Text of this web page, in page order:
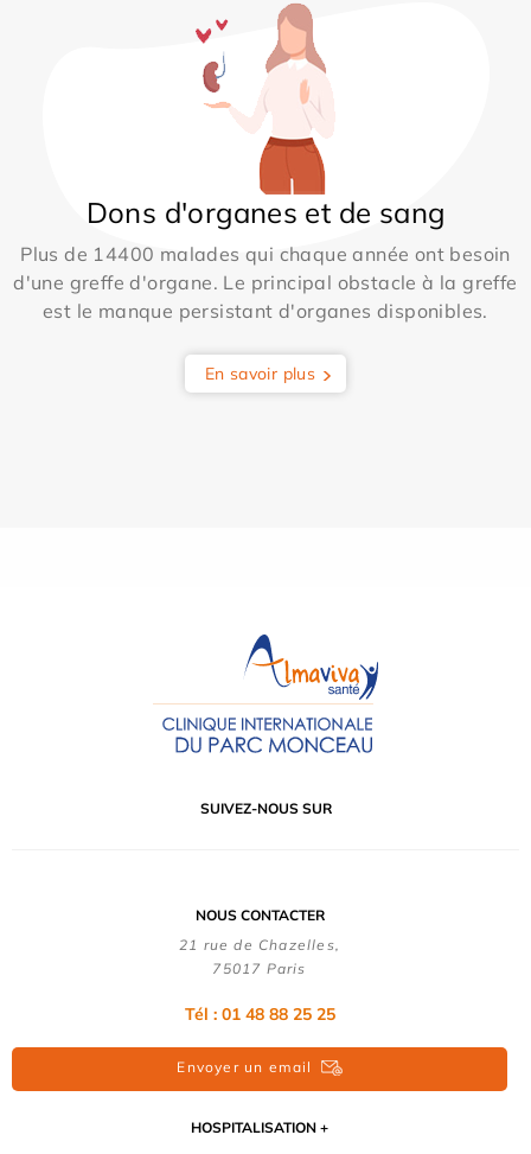
Dons d'organes et de sang
Plus de 14400 malades qui chaque année ont besoin
d'une greffe d'organe. Le principal obstacle à la greffe
est le manque persistant d'organes disponibles.
En savoir plus
SUIVEZ-NOUS SUR
NOUS CONTACTER
21 rue de Chazelles,
75017 Paris
Tél : 01 48 88 25 25
Envoyer un email
HOSPITALISATION